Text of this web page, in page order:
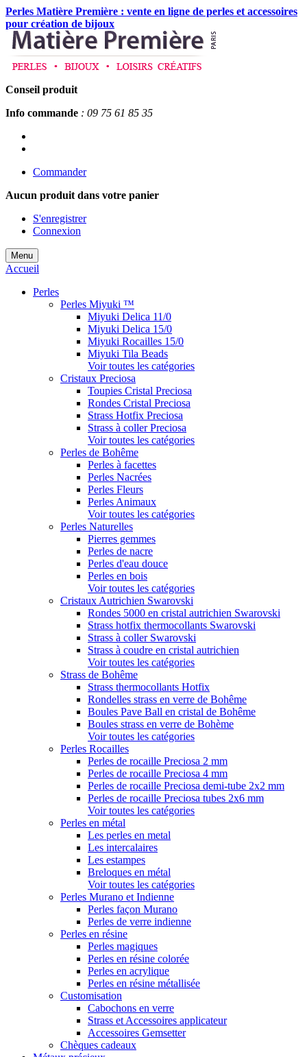
Perles Matière Première : vente en ligne de perles et accessoires
pour création de bijoux
Conseil produit
Info commande : 09 75 61 85 35
Commander
Aucun produit dans votre panier
S'enregistrer
Connexion
Menu
Accueil
Perles
Perles Miyuki ™
Miyuki Delica 11/0
Miyuki Delica 15/0
Miyuki Rocailles 15/0
Miyuki Tila Beads
Voir toutes les catégories
Cristaux Preciosa
Toupies Cristal Preciosa
Rondes Cristal Preciosa
Strass Hotfix Preciosa
Strass à coller Preciosa
Voir toutes les catégories
Perles de Bohême
Perles à facettes
Perles Nacrées
Perles Fleurs
Perles Animaux
Voir toutes les catégories
Perles Naturelles
Pierres gemmes
Perles de nacre
Perles d'eau douce
Perles en bois
Voir toutes les catégories
Cristaux Autrichien Swarovski
Rondes 5000 en cristal autrichien Swarovski
Strass hotfix thermocollants Swarovski
Strass à coller Swarovski
Strass à coudre en cristal autrichien
Voir toutes les catégories
Strass de Bohême
Strass thermocollants Hotfix
Rondelles strass en verre de Bohême
Boules Pave Ball en cristal de Bohême
Boules strass en verre de Bohème
Voir toutes les catégories
Perles Rocailles
Perles de rocaille Preciosa 2 mm
Perles de rocaille Preciosa 4 mm
Perles de rocaille Preciosa demi-tube 2x2 mm
Perles de rocaille Preciosa tubes 2x6 mm
Voir toutes les catégories
Perles en métal
Les perles en metal
Les intercalaires
Les estampes
Breloques en métal
Voir toutes les catégories
Perles Murano et Indienne
Perles façon Murano
Perles de verre indienne
Perles en résine
Perles magiques
Perles en résine colorée
Perles en acrylique
Perles en résine métallisée
Customisation
Cabochons en verre
Strass et Accessoires applicateur
Accessoires Gemsetter
Chèques cadeaux